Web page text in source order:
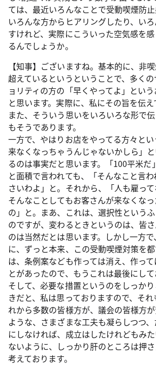
ては、最近いろんなことで受動喫煙防止
いろんな方からヒアリングしたり、い
すけれど、実際にこういった空気感を
るんでしょうか。
【知事】ございますね。基本的に、非
超えているというということで、多く
ョリティの方の「早くやってよ」とい
と思います。実際に、私にその旨を伝え
また、そういう思いをいろいろな形で
もそうであります。
一方で、やはりお店をやってる方々と
来なくなっちゃうんじゃないかしら」
るのは事実だと思います。「100平米だ
と面積で言われても、「そんなこと言
さいわよ」と。それから、「人も雇って
そんなことしてもお客さんが来なくな
の」と。まあ、これは、選択性という
のですが、変わるときというのは、皆
のは当然だとは思います。しかし一方
に、ずっと本来、この受動喫煙対策を
は、条例案なども作っては消え、作っ
とがあったので、もうこれは最後にして
そして、必要な措置というのをしっか
きだと、私は思っておりますので、そ
れから多数の皆様方が、議会の皆様方
ような、さまざまな工夫も凝らしつつ
にしなければ、成立はしたけれどもみ
ないように、しっかり肝のところは押
考えております。